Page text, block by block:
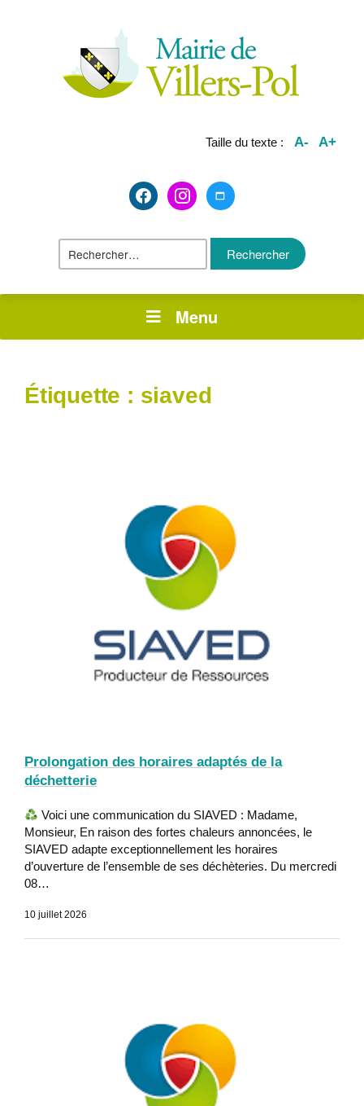
Taille du texte : A- A+
facebook2instagrammaximize
Rechercher :
Menu
Étiquette : siaved
Prolongation des horaires adaptés de la
déchetterie
Voici une communication du SIAVED : Madame,
Monsieur, En raison des fortes chaleurs annoncées, le
SIAVED adapte exceptionnellement les horaires
d’ouverture de l’ensemble de ses déchèteries. Du mercredi
08…
10 juillet 2026